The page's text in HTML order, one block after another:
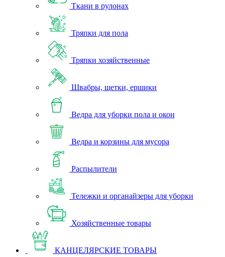
Ткани в рулонах
Тряпки для пола
Тряпки хозяйственные
Швабры, щетки, ершики
Ведра для уборки пола и окон
Ведра и корзины для мусора
Распылители
Тележки и органайзеры для уборки
Хозяйственные товары
КАНЦЕЛЯРСКИЕ ТОВАРЫ